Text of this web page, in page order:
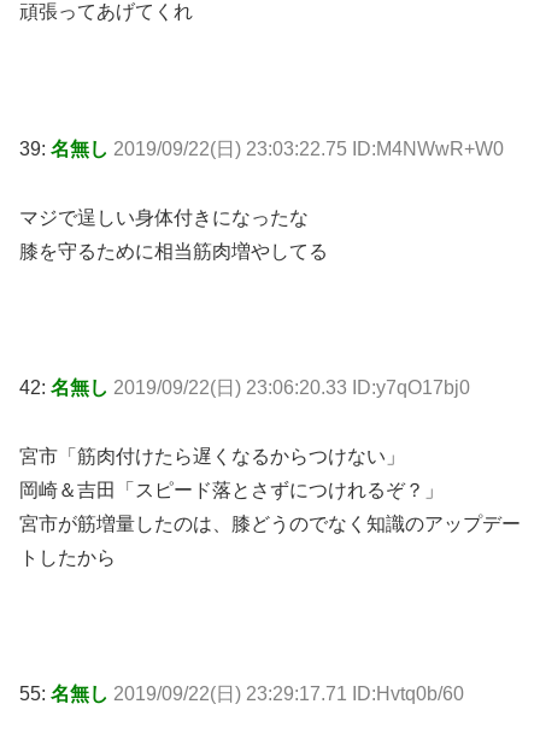
頑張ってあげてくれ
39: 名無し 2019/09/22(日) 23:03:22.75 ID:M4NWwR+W0
マジで逞しい身体付きになったな
膝を守るために相当筋肉増やしてる
42: 名無し 2019/09/22(日) 23:06:20.33 ID:y7qO17bj0
宮市「筋肉付けたら遅くなるからつけない」
岡崎＆吉田「スピード落とさずにつけれるぞ？」
宮市が筋増量したのは、膝どうのでなく知識のアップデー
トしたから
55: 名無し 2019/09/22(日) 23:29:17.71 ID:Hvtq0b/60